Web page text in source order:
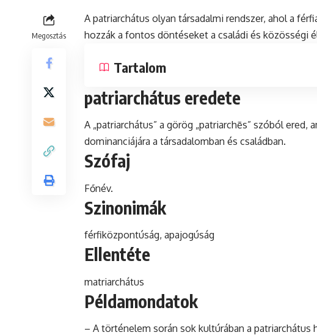
Megosztás
A patriarchátus olyan társadalmi rendszer, ahol a
hozzák a fontos döntéseket a családi és közösségi
Tartalom
patriarchátus eredete
A „patriarchátus” a görög „patriarchēs” szóból ered,
dominanciájára a társadalomban és családban.
Szófaj
Főnév.
Szinonimák
férfiközpontúság, apajogúság
Ellentéte
matriarchátus
Példamondatok
– A történelem során sok kultúrában a patriarchátus